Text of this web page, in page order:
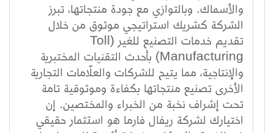
والأسماك. وبالتوازي مع جودة منتجاتها، تبرز
الشركة كشريك استراتيجي موثوق من خلال
تقديم خدمات التصنيع للغير (Toll
Manufacturing) بأحدث التقنيات المختبرية
والإنتاجية، مما يتيح للشركات والعلّامات التجارية
الأخرى تصنيع منتجاتها بكفاءة وموثوقية تامة
تحت إشراف نخبة من الخبراء والمختصين. إن
اختيارك لشركة ريفال فارما هو استثمار حقيقي